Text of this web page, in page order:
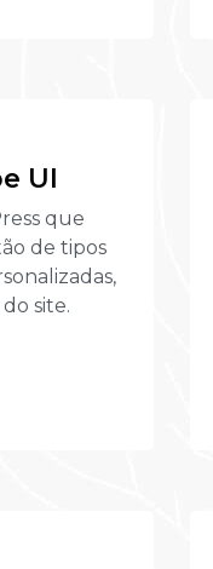
UI
que
de tipos
site.